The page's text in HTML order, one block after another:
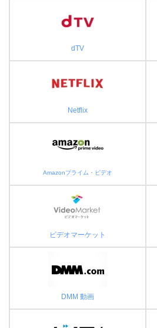
dTV
Netflix
Amazonプライム・ビデオ
ビデオマーケット
DMM 動画